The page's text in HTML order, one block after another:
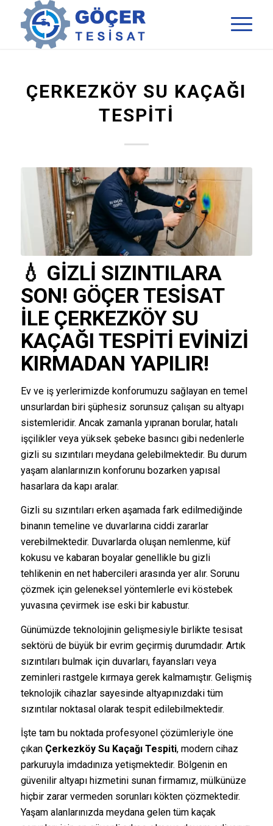
ÇERKEZKÖY SU KAÇAĞI
TESPITI
💧 GIZLI SIZINTILARA
SON! GÖÇER TESISAT
ILE ÇERKEZKÖY SU
KAÇAĞI TESPITI EVINIZI
KIRMADAN YAPILIR!
Ev ve iş yerlerimizde konforumuzu sağlayan en temel
unsurlardan biri şüphesiz sorunsuz çalışan su altyapı
sistemleridir. Ancak zamanla yıpranan borular, hatalı
işçilikler veya yüksek şebeke basıncı gibi nedenlerle
gizli su sızıntıları meydana gelebilmektedir. Bu durum
yaşam alanlarınızın konforunu bozarken yapısal
hasarlara da kapı aralar.
Gizli su sızıntıları erken aşamada fark edilmediğinde
binanın temeline ve duvarlarına ciddi zararlar
verebilmektedir. Duvarlarda oluşan nemlenme, küf
kokusu ve kabaran boyalar genellikle bu gizli
tehlikenin en net habercileri arasında yer alır. Sorunu
çözmek için geleneksel yöntemlerle evi köstebek
yuvasına çevirmek ise eski bir kabustur.
Günümüzde teknolojinin gelişmesiyle birlikte tesisat
sektörü de büyük bir evrim geçirmiş durumdadır. Artık
sızıntıları bulmak için duvarları, fayansları veya
zeminleri rastgele kırmaya gerek kalmamıştır. Gelişmiş
teknolojik cihazlar sayesinde altyapınızdaki tüm
sızıntılar noktasal olarak tespit edilebilmektedir.
İşte tam bu noktada profesyonel çözümleriyle öne
çıkan Çerkezköy Su Kaçağı Tespiti, modern cihaz
parkuruyla imdadınıza yetişmektedir. Bölgenin en
güvenilir altyapı hizmetini sunan firmamız, mülkünüze
hiçbir zarar vermeden sorunları kökten çözmektedir.
Yaşam alanlarınızda meydana gelen tüm kaçak